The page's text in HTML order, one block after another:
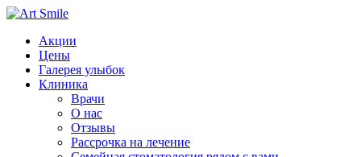
Акции
Цены
Галерея улыбок
Клиника
Врачи
О нас
Отзывы
Рассрочка на лечение